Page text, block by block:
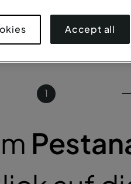
1
Accept all